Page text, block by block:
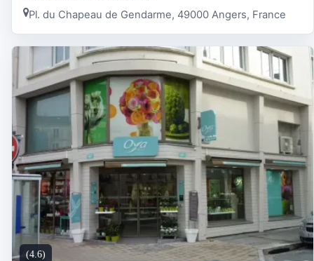
Pl. du Chapeau de Gendarme, 49000 Angers, France
(4.6)